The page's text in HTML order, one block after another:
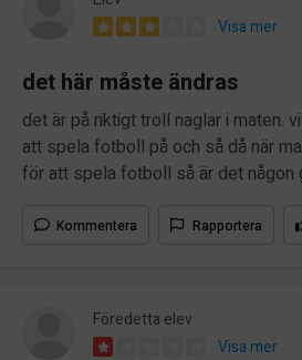
Visa mer
det här måste ändras
det är på riktigt troll naglar i maten.
att spela fotboll på och så då när
för att spela fotboll så är det någon
Kommentera Rapportera
Föredetta elev
Visa mer